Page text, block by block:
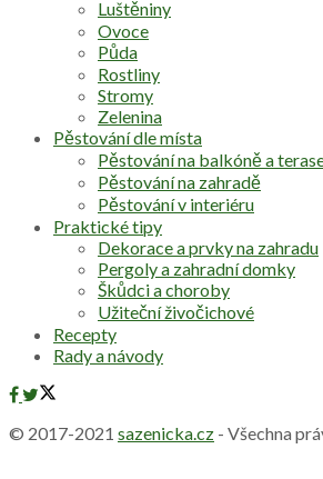
Luštěniny
Ovoce
Půda
Rostliny
Stromy
Zelenina
Pěstování dle místa
Pěstování na balkóně a
Pěstování na zahradě
Pěstování v interiéru
Praktické tipy
Dekorace a prvky na zahradu
Pergoly a zahradní domky
Škůdci a choroby
Užiteční živočichové
Recepty
Rady a návody
© 2017-2021 sazenicka.cz - Všechna